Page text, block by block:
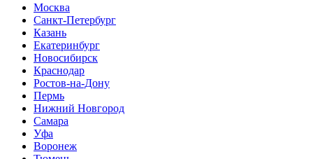
Москва
Санкт-Петербург
Казань
Екатеринбург
Новосибирск
Краснодар
Ростов-на-Дону
Пермь
Нижний Новгород
Самара
Уфа
Воронеж